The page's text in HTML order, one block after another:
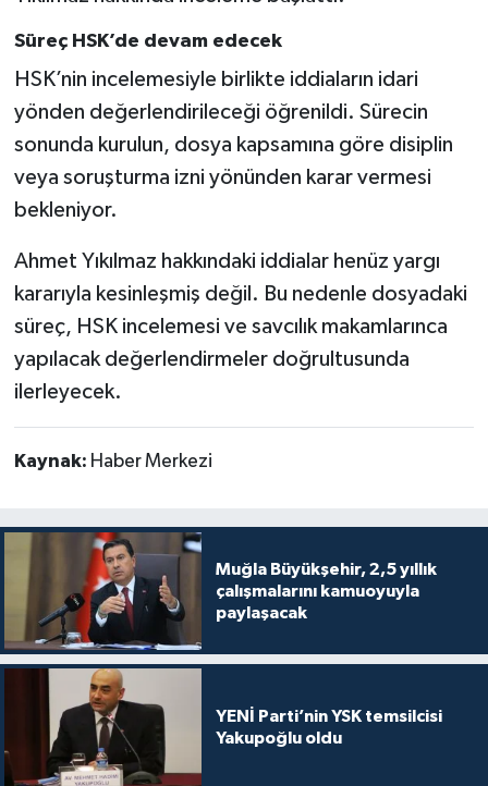
Süreç HSK’de devam edecek
HSK’nin incelemesiyle birlikte iddiaların idari
yönden değerlendirileceği öğrenildi. Sürecin
sonunda kurulun, dosya kapsamına göre disiplin
veya soruşturma izni yönünden karar vermesi
bekleniyor.
Ahmet Yıkılmaz hakkındaki iddialar henüz yargı
kararıyla kesinleşmiş değil. Bu nedenle dosyadaki
süreç, HSK incelemesi ve savcılık makamlarınca
yapılacak değerlendirmeler doğrultusunda
ilerleyecek.
Kaynak: Haber Merkezi
Muğla Büyükşehir, 2,5 yıllık
çalışmalarını kamuoyuyla
paylaşacak
YENİ Parti’nin YSK temsilcisi
Yakupoğlu oldu